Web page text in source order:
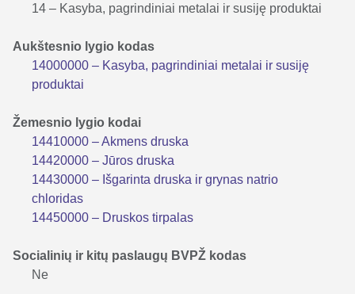
14 – Kasyba, pagrindiniai metalai ir susiję produktai
Aukštesnio lygio kodas
14000000 – Kasyba, pagrindiniai metalai ir susiję
produktai
Žemesnio lygio kodai
14410000 – Akmens druska
14420000 – Jūros druska
14430000 – Išgarinta druska ir grynas natrio
chloridas
14450000 – Druskos tirpalas
Socialinių ir kitų paslaugų BVPŽ kodas
Ne